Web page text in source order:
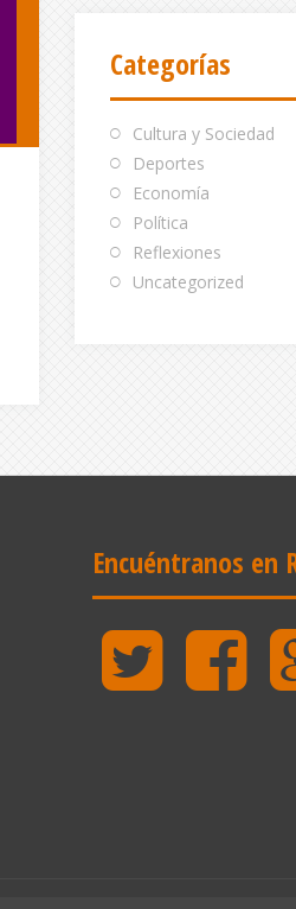
Categorías
Cultura y Sociedad
Deportes
Economía
Política
Reflexiones
Uncategorized
Encuéntranos en
Twitter